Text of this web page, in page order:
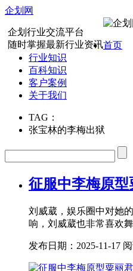
企划网
企划行业交流平台
随时掌握最新行业资讯首页
行业知识
百科知识
客户案例
关于我们
TAG：
张宝林的李梅出狱
征服中李梅原型
刘威葳，娱乐圈中对她
响，刘威葳也非常喜欢
发布日期：2025-11-17